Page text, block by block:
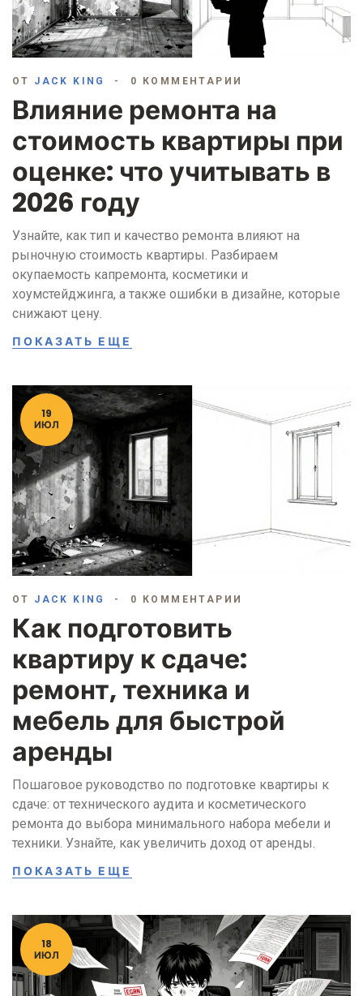
ОТ JACK KING 0 КОММЕНТАРИИ
Влияние ремонта на
стоимость квартиры при
оценке: что учитывать в
2026 году
Узнайте, как тип и качество ремонта влияют на
рыночную стоимость квартиры. Разбираем
окупаемость капремонта, косметики и
хоумстейджинга, а также ошибки в дизайне, которые
снижают цену.
ПОКАЗАТЬ ЕЩЕ
19
ИЮЛ
ОТ JACK KING 0 КОММЕНТАРИИ
Как подготовить
квартиру к сдаче:
ремонт, техника и
мебель для быстрой
аренды
Пошаговое руководство по подготовке квартиры к
сдаче: от технического аудита и косметического
ремонта до выбора минимального набора мебели и
техники. Узнайте, как увеличить доход от аренды.
ПОКАЗАТЬ ЕЩЕ
18
ИЮЛ